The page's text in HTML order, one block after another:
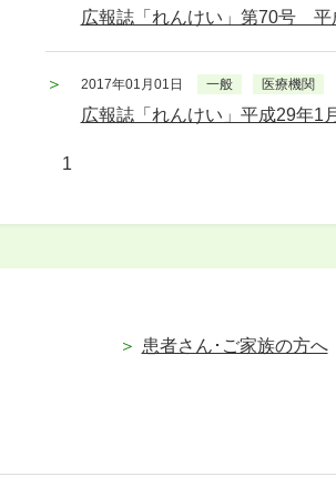
広報誌「れんけい」第70号 平
2017年01月01日 一般 医療機関
広報誌「れんけい」平成29年
1
患者さん･ご家族の方へ